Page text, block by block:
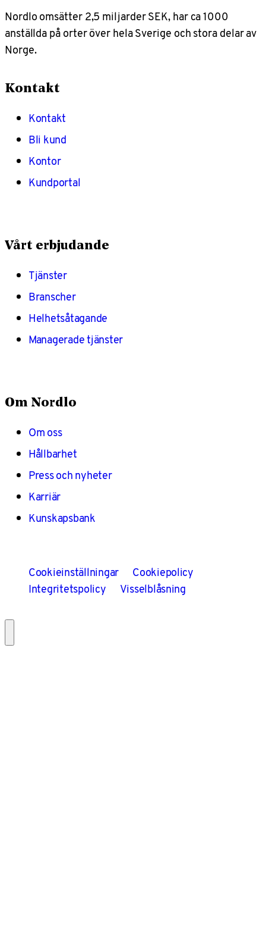
Nordlo omsätter 2,5 miljarder SEK, har ca 1000
anställda på orter över hela Sverige och stora delar av
Norge.
Kontakt
Kontakt
Bli kund
Kontor
Kundportal
Vårt erbjudande
Tjänster
Branscher
Helhetsåtagande
Managerade tjänster
Om Nordlo
Om oss
Hållbarhet
Press och nyheter
Karriär
Kunskapsbank
Cookieinställningar
Cookiepolicy
Integritetspolicy
Visselblåsning